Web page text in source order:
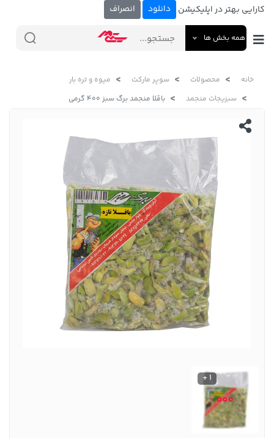
کارایی بهتر در اپلیکیشن دانلود انصراف
همه بخش ها
خانه محصولات سوپر مارکت
میوه و تره بار
سبزیجات منجمد
باقلا منجمد برگ سبز 400 گرمی
1 +